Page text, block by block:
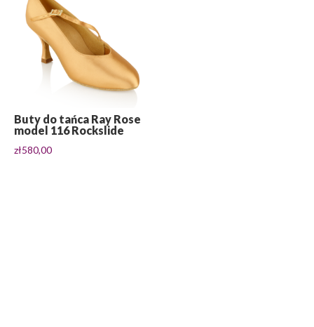
Buty do tańca Ray Rose
model 116 Rockslide
zł580,00